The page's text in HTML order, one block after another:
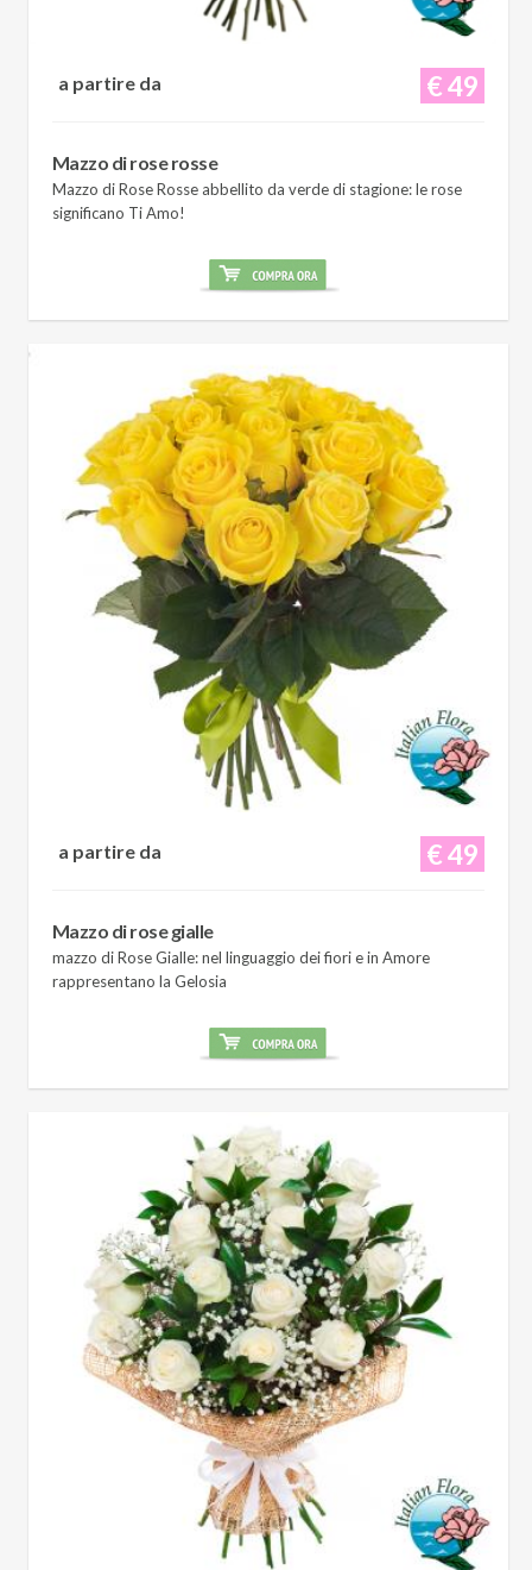
€ 49
a partire da
Mazzo di rose rosse
Mazzo di Rose Rosse abbellito da verde di stagione: le rose
significano Ti Amo!
€ 49
a partire da
Mazzo di rose gialle
mazzo di Rose Gialle: nel linguaggio dei fiori e in Amore
rappresentano la Gelosia